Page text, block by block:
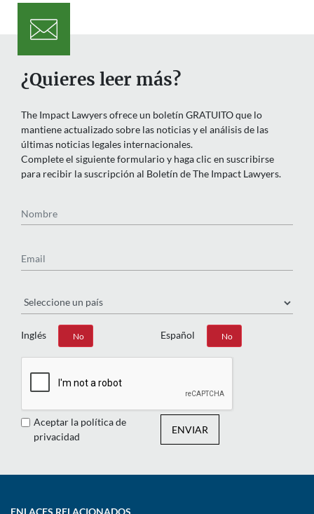
¿Quieres leer más?
The Impact Lawyers ofrece un boletín GRATUITO que lo
mantiene actualizado sobre las noticias y el análisis de las
últimas noticias legales internacionales.
Complete el siguiente formulario y haga clic en suscribirse
para recibir la suscripción al Boletín de The Impact Lawyers.
Inglés
Sí No Español
Sí No
Aceptar la política de
privacidad
ENVIAR